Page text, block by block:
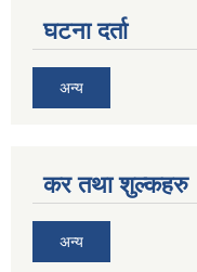
घटना दर्ता
अन्य
कर तथा शुल्कहरु
अन्य